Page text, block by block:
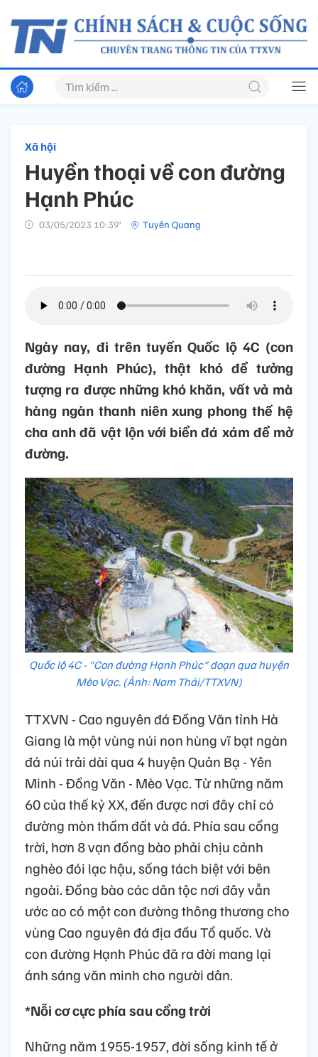
Xã hội
Huyền thoại về con đường
Hạnh Phúc
03/05/2023 10:39’ Tuyên Quang
Ngày nay, đi trên tuyến Quốc lộ 4C (con
đường Hạnh Phúc), thật khó để tưởng
tượng ra được những khó khăn, vất vả mà
hàng ngàn thanh niên xung phong thế hệ
cha anh đã vật lộn với biển đá xám để mở
đường.
Quốc lộ 4C - "Con đường Hạnh Phúc" đoạn qua huyện
Mèo Vạc. (Ảnh: Nam Thái/TTXVN)
TTXVN - Cao nguyên đá Đồng Văn tỉnh Hà
Giang là một vùng núi non hùng vĩ bạt ngàn
đá núi trải dài qua 4 huyện Quản Bạ - Yên
Minh - Đồng Văn - Mèo Vạc. Từ những năm
60 của thế kỷ XX, đến được nơi đây chỉ có
đường mòn thấm đất và đá. Phía sau cổng
trời, hơn 8 vạn đồng bào phải chịu cảnh
nghèo đói lạc hậu, sống tách biệt với bên
ngoài. Đồng bào các dân tộc nơi đây vẫn
ước ao có một con đường thông thương cho
vùng Cao nguyên đá địa đầu Tổ quốc. Và
con đường Hạnh Phúc đã ra đời mang lại
ánh sáng văn minh cho người dân.
*Nỗi cơ cực phía sau cổng trời
Những năm 1955-1957, đời sống kinh tế ở